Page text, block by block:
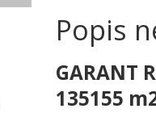
Popis
GARANT
135155